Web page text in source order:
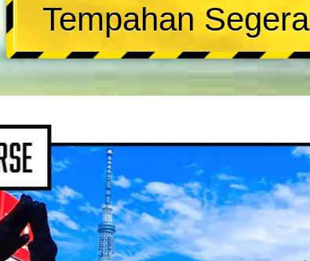
Tempahan Segera